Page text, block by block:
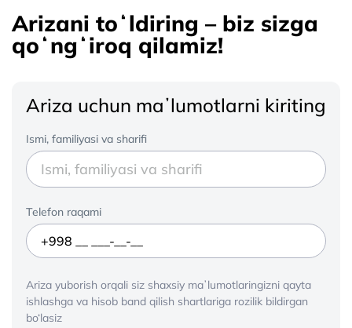
Arizani toʻldiring – biz sizga
qoʻngʻiroq qilamiz!
Ariza uchun maʼlumotlarni kiriting
Ismi, familiyasi va sharifi
Telefon raqami
Ariza yuborish orqali siz shaxsiy maʼlumotlaringizni qayta
ishlashga va hisob band qilish shartlariga rozilik bildirgan
bo‘lasiz